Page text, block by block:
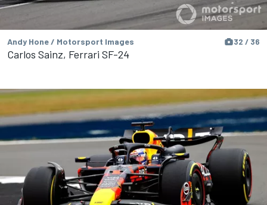
Andy Hone / Motorsport Images 32 / 36
Carlos Sainz, Ferrari SF-24